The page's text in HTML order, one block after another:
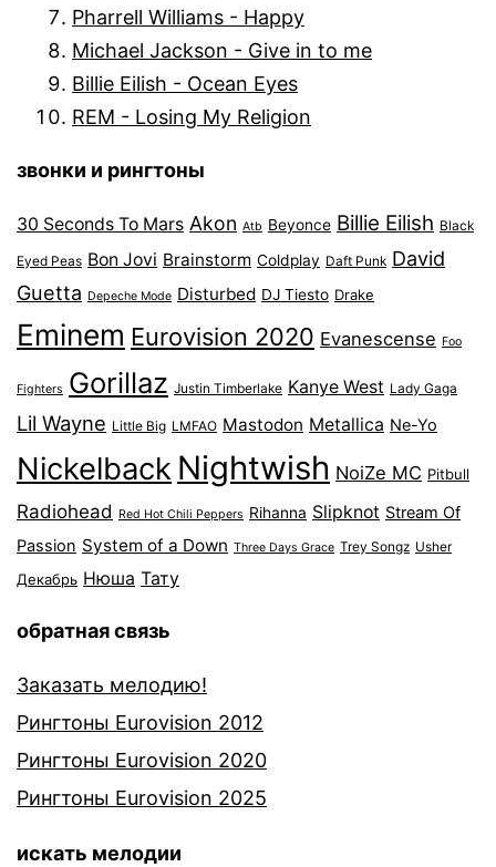
Pharrell Williams - Happy
Michael Jackson - Give in to me
Billie Eilish - Ocean Eyes
REM - Losing My Religion
звонки и рингтоны
30 Seconds To Mars Akon Atb Beyonce Billie Eilish Black
Eyed Peas Bon Jovi Brainstorm Coldplay Daft Punk David
Guetta Depeche Mode Disturbed DJ Tiesto Drake
Eminem Eurovision 2020 Evanescense Foo
Fighters Gorillaz Justin Timberlake Kanye West Lady Gaga
Lil Wayne Little Big LMFAO Mastodon Metallica Ne-Yo
Nickelback Nightwish NoiZe MC Pitbull
Radiohead Red Hot Chili Peppers Rihanna Slipknot Stream Of
Passion System of a Down Three Days Grace Trey Songz Usher
Декабрь Нюша Тату
обратная связь
Заказать мелодию!
Рингтоны Eurovision 2012
Рингтоны Eurovision 2020
Рингтоны Eurovision 2025
искать мелодии